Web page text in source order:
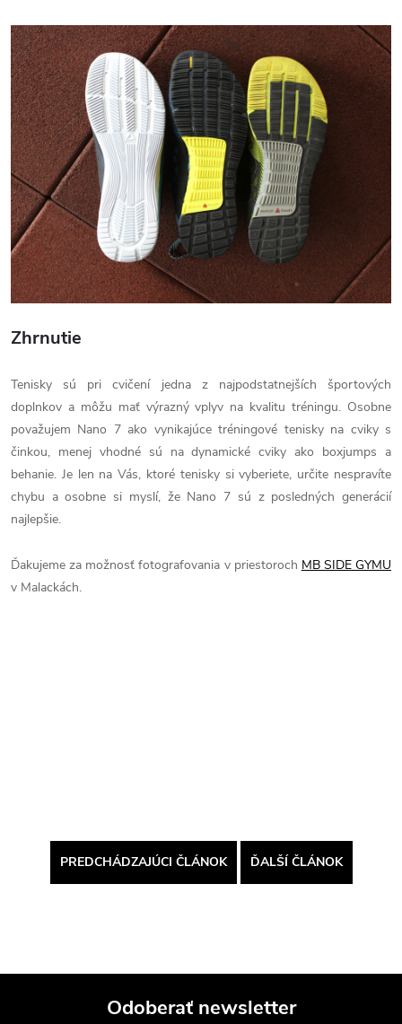
Zhrnutie
Tenisky sú pri cvičení jedna z najpodstatnejších športových
doplnkov a môžu mať výrazný vplyv na kvalitu tréningu. Osobne
považujem Nano 7 ako vynikajúce tréningové tenisky na cviky s
činkou, menej vhodné sú na dynamické cviky ako boxjumps a
behanie. Je len na Vás, ktoré tenisky si vyberiete, určite nespravíte
chybu a osobne si myslí, že Nano 7 sú z posledných generácií
najlepšie.
Ďakujeme za možnosť fotografovania v priestoroch MB SIDE GYMU
v Malackách.
PREDCHÁDZAJÚCI ČLÁNOK ĎALŠÍ ČLÁNOK
Odoberať newsletter